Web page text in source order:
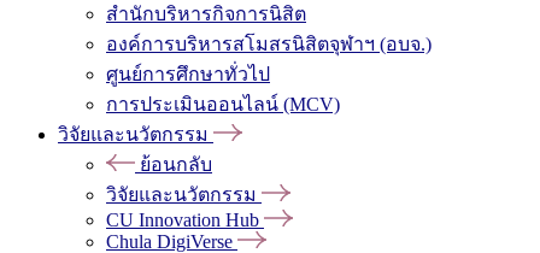
สำนักบริหารกิจการนิสิต
องค์การบริหารสโมสรนิสิตจุฬาฯ (อบจ.)
ศูนย์การศึกษาทั่วไป
การประเมินออนไลน์ (MCV)
วิจัยและนวัตกรรม
ย้อนกลับ
วิจัยและนวัตกรรม
CU Innovation Hub
Chula DigiVerse